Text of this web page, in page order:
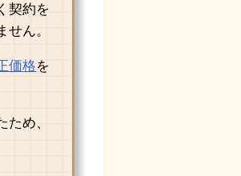
契約を
ん。
価格を
め、